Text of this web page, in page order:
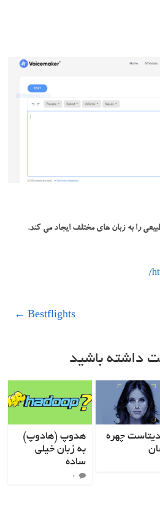
را به زبان های مختلف ایجاد می کند.
Bestflights
←
داشته باشید
چهره
هدوپ (هادوپ)
به زبان خیلی
ساده
۰